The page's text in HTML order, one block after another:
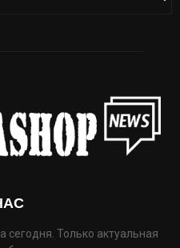
сегодня. Только актуальная